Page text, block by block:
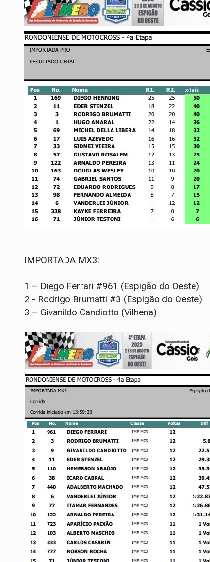
IMPORTADA MX3:
1 – Diego Ferrari #961 (Espigão do Oeste)
2 - Rodrigo Brumatti #3 (Espigão do Oeste)
3 – Givanildo Candiotto (Vilhena)